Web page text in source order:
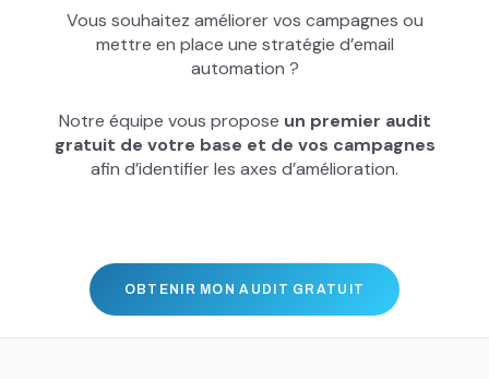
Vous souhaitez améliorer vos campagnes ou
mettre en place une stratégie d’email
automation ?
Notre équipe vous propose un premier audit
gratuit de votre base et de vos campagnes
afin d’identifier les axes d’amélioration.
OBTENIR MON AUDIT GRATUIT